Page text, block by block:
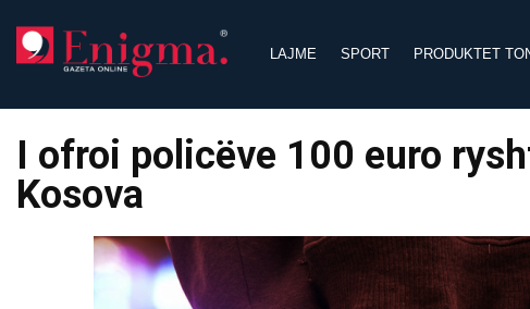
content
LAJME SPORT PRODUKTET
I ofroi policëve 100 euro
Kosova